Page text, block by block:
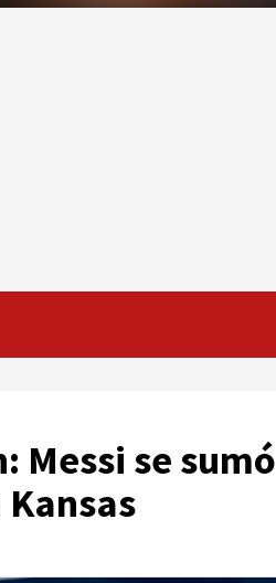
Messi se sumó